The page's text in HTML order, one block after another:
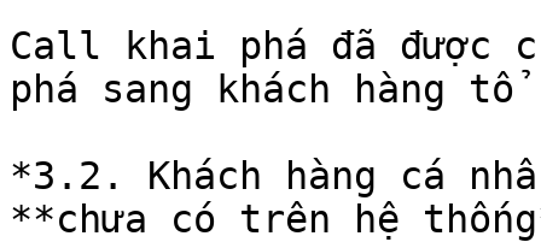
Call khai phá đã được
phá sang khách hàng
*3.2. Khách hàng cá
**chưa có trên hệ